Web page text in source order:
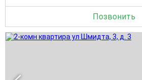
Позвонить